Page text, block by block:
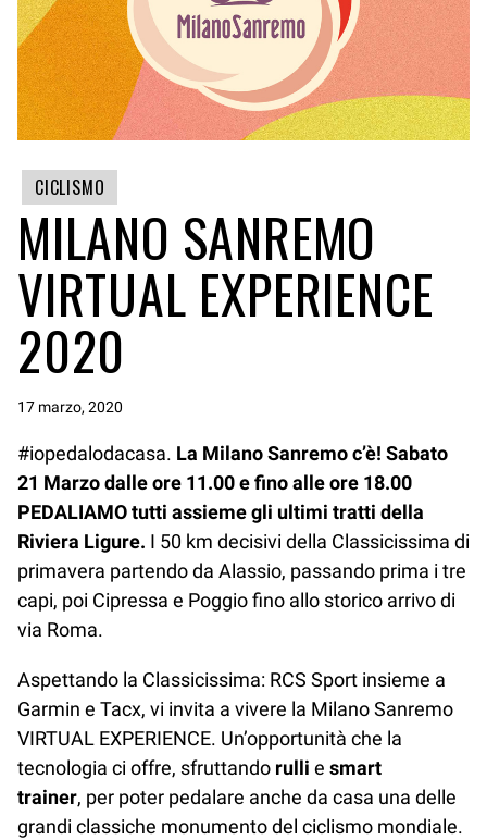
CICLISMO
MILANO SANREMO
VIRTUAL EXPERIENCE
2020
17 marzo, 2020
#iopedalodacasa. La Milano Sanremo c’è! Sabato
21 Marzo dalle ore 11.00 e fino alle ore 18.00
PEDALIAMO tutti assieme gli ultimi tratti della
Riviera Ligure. I 50 km decisivi della Classicissima di
primavera partendo da Alassio, passando prima i tre
capi, poi Cipressa e Poggio fino allo storico arrivo di
via Roma.
Aspettando la Classicissima: RCS Sport insieme a
Garmin e Tacx, vi invita a vivere la Milano Sanremo
VIRTUAL EXPERIENCE. Un’opportunità che la
tecnologia ci offre, sfruttando rulli e smart
trainer, per poter pedalare anche da casa una delle
grandi classiche monumento del ciclismo mondiale.